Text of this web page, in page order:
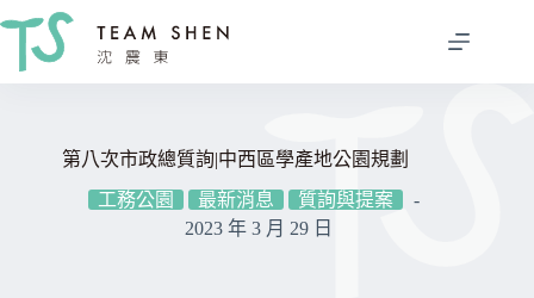
跳
第八次市政總質詢|中西區學產地公園規劃
工務公園
最新消息
質詢與提案
2023 年 3 月 29 日